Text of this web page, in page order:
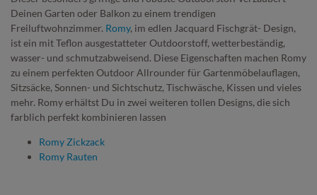
Deinen Garten oder Balkon zu einem trendigen
Freiluftwohnzimmer. Romy, im edlen Jacquard Fischgrät- Design,
ist ein mit Teflon ausgestatteter Outdoorstoff, wetterbeständig,
wasser- und schmutzabweisend. Diese Eigenschaften machen Romy
zu einem perfekten Outdoor Allrounder für Gartenmöbelauflagen,
Sitzsäcke, Sonnen- und Sichtschutz, Tischwäsche, Kissen und vieles
mehr. Romy erhältst Du in zwei weiteren tollen Designs, die sich
farblich perfekt kombinieren lassen
Romy Zickzack
Romy Rauten